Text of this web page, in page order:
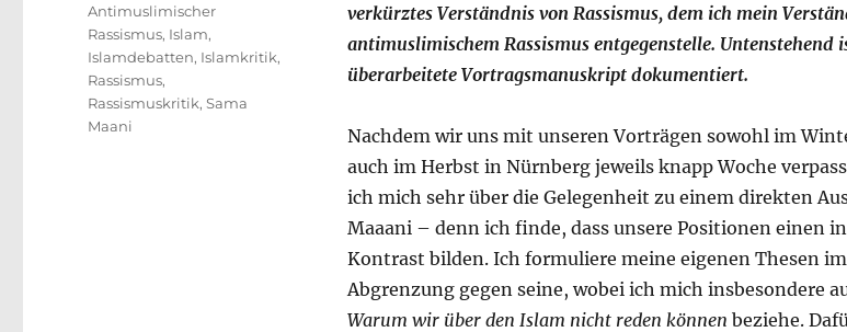
verkürztes Verständnis von Rassismus, dem ich mein
antimuslimischem Rassismus entgegenstelle. Untenstehend
überarbeitete Vortragsmanuskript dokumentiert.
Nachdem wir uns mit unseren Vorträgen sowohl im
auch im Herbst in Nürnberg jeweils knapp Woche
ich mich sehr über die Gelegenheit zu einem direkten
Maaani – denn ich finde, dass unsere Positionen einen
Kontrast bilden. Ich formuliere meine eigenen Thesen
Abgrenzung gegen seine, wobei ich mich insbesondere
Warum wir über den Islam nicht reden können beziehe.
Schlagwörter
Antimuslimischer
Rassismus, Islam,
Islamdebatten, Islamkritik,
Rassismus,
Rassismuskritik,Sama
Maani